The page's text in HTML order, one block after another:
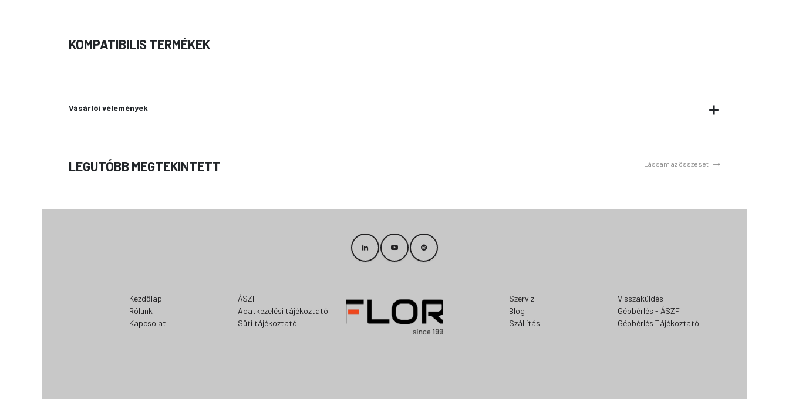
KOMPATIBILIS TERMÉKEK
Vásárlói vélemények
LEGUTÓBB MEGTEKINTETT Lássam az összeset
Kezdőlap
Rólunk
Kapcsolat
Szerviz
Blog
Szállítás
ÁSZF
Adatkezelési tájékoztató
Süti tájékoztató
Visszaküldés
Gépbérlés - ÁSZF
Gépbérlés Tájékoztató